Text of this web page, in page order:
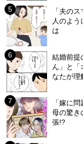
「夫の
人のよう
は
結婚前
ん」と「
なたが理
「嫁に
母の驚き
張!?